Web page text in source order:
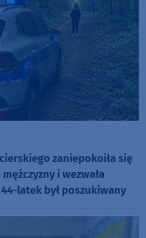
zaniepokoiła się
i wezwała
latek był poszukiwany